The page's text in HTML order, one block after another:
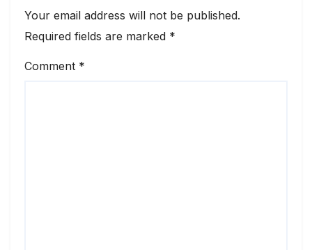
Your email address will not be published.
Required fields are marked *
Comment *